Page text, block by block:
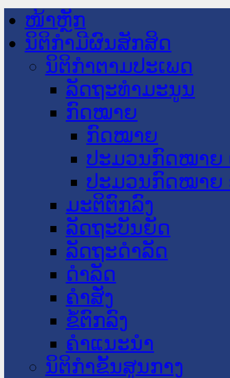
ໜ້າຫຼັກ
ນິຕິກໍາມີຜົນສັກສິດ
ນິຕິກໍາຕາມປະເພດ
ລັດຖະທໍາມະນູນ
ກົດໝາຍ
ກົດໝາຍ
ປະມວນກົດໝາຍ
ປະມວນກົດໝາຍ
ມະຕິຕົກລົງ
ລັດຖະບັນຍັດ
ລັດຖະດໍາລັດ
ດໍາລັດ
ຄໍາສັ່ງ
ຂໍ້ຕົກລົງ
ຄໍາແນະນໍາ
ນິຕິກໍາຂັ້ນສູນກາງ